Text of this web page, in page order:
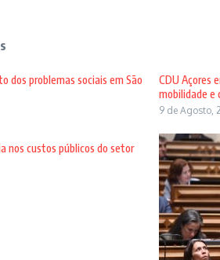
dos problemas sociais em São
CDU Açores
mobilidade e
9 de Agosto,
nos custos públicos do setor